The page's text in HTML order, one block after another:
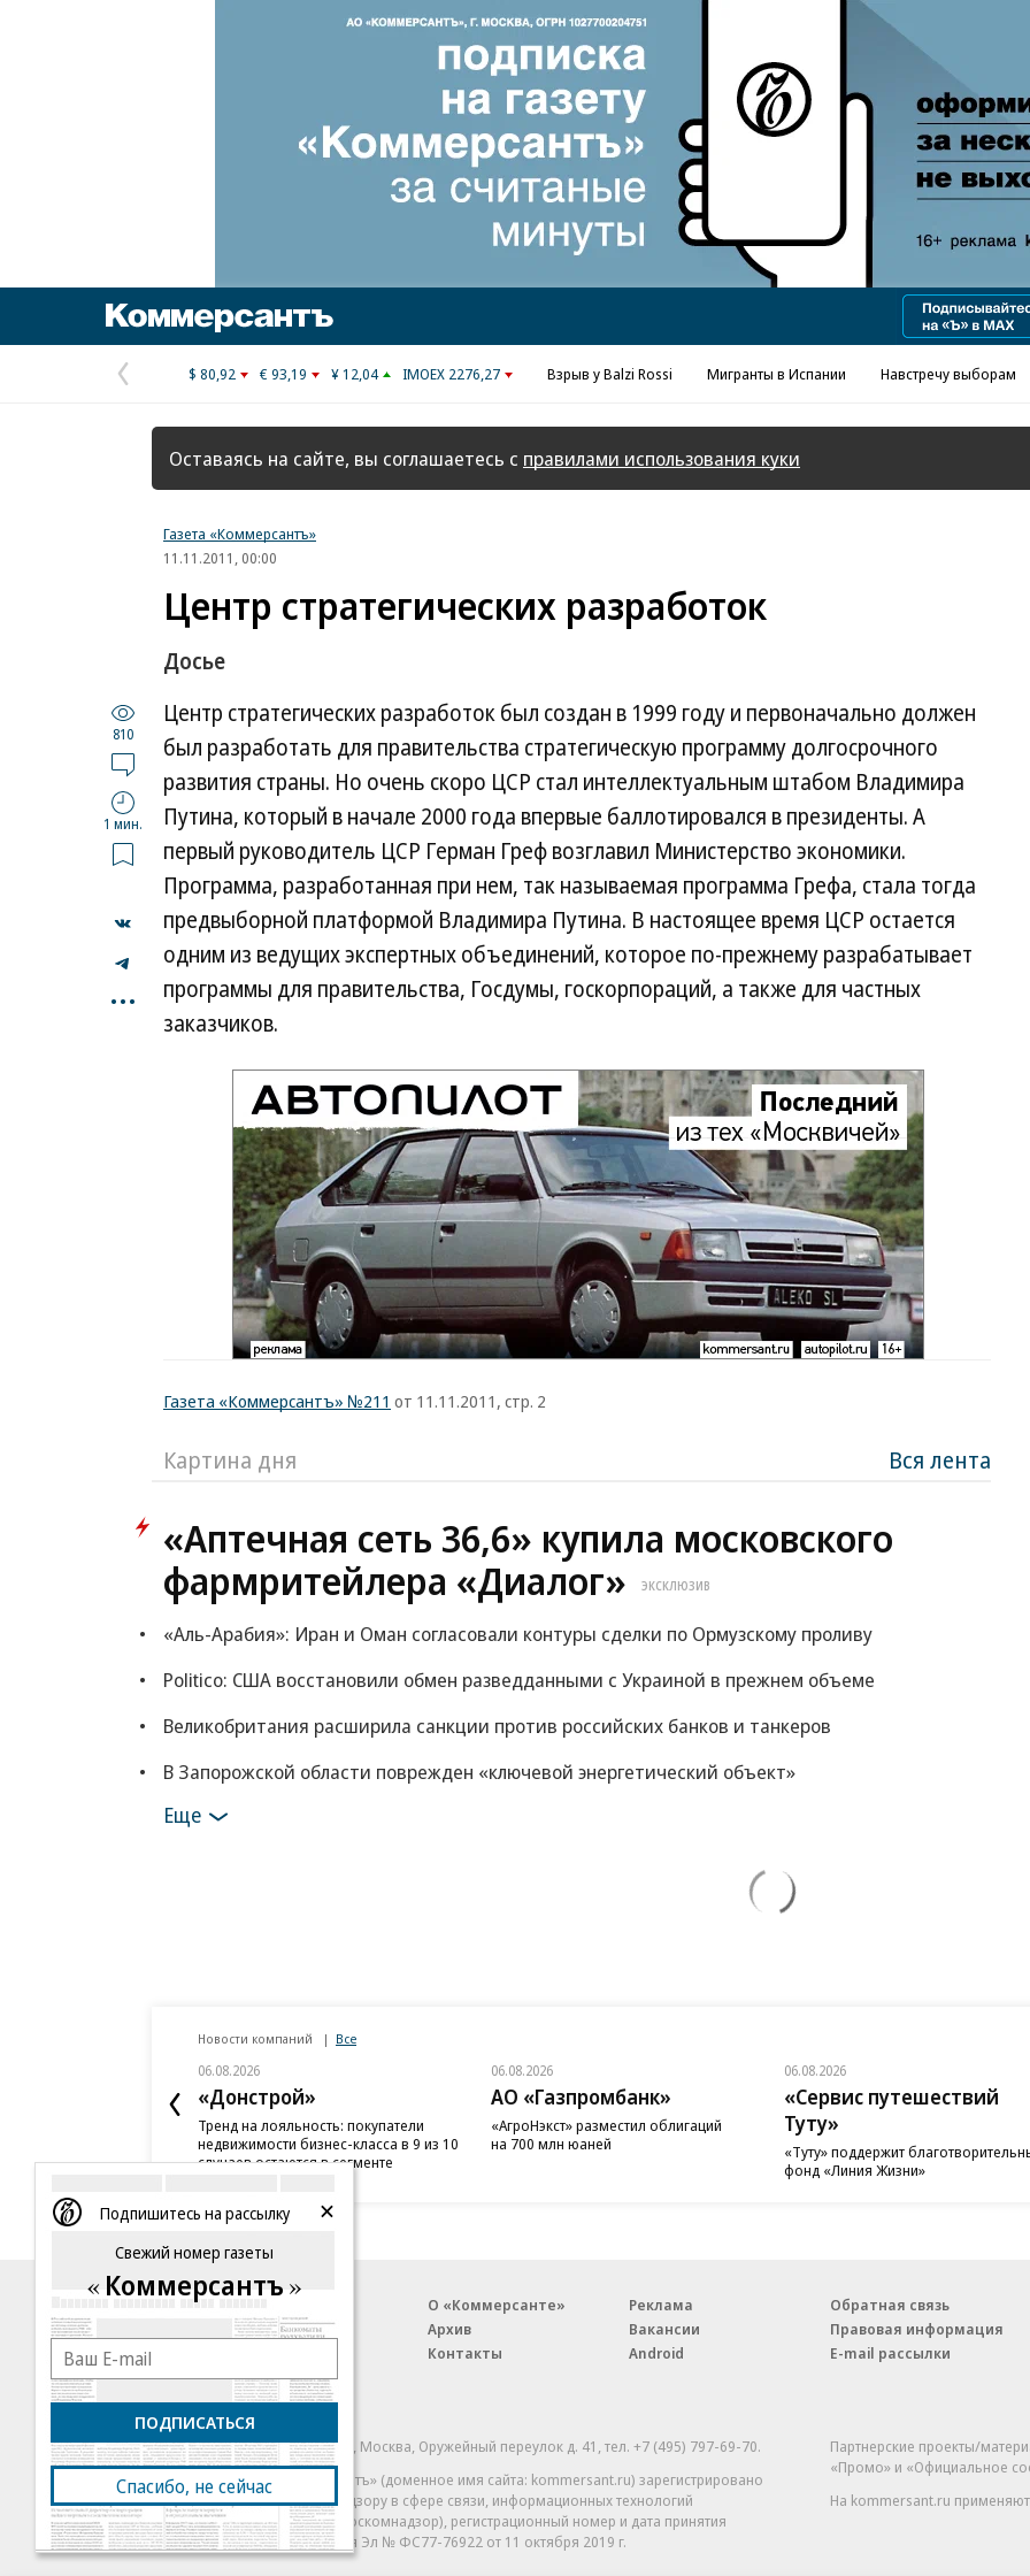
Предыдущая
страница
$ 80,92 € 93,19 ¥ 12,04 IMOEX 2276,27 Взрыв у Balzi Rossi Мигранты в Испании Навстречу выборам
Оставаясь на сайте, вы соглашаетесь с правилами использования куки
Газета «Коммерсантъ»
11.11.2011, 00:00
Центр стратегических разработок
Досье
810
1 мин.
...
Центр стратегических разработок был создан в 1999 году и первоначально должен
был разработать для правительства стратегическую программу долгосрочного
развития страны. Но очень скоро ЦСР стал интеллектуальным штабом Владимира
Путина, который в начале 2000 года впервые баллотировался в президенты. А
первый руководитель ЦСР Герман Греф возглавил Министерство экономики.
Программа, разработанная при нем, так называемая программа Грефа, стала тогда
предвыборной платформой Владимира Путина. В настоящее время ЦСР остается
одним из ведущих экспертных объединений, которое по-прежнему разрабатывает
программы для правительства, Госдумы, госкорпораций, а также для частных
заказчиков.
Газета «Коммерсантъ» №211 от 11.11.2011, стр. 2
Картина дня Вся лента
«Аптечная сеть 36,6» купила московского
фармритейлера «Диалог»
ЭКСКЛЮЗИВ
«Аль-Арабия»: Иран и Оман согласовали контуры сделки по Ормузскому проливу
Politico: США восстановили обмен разведданными с Украиной в прежнем объеме
Великобритания расширила санкции против российских банков и танкеров
В Запорожской области поврежден «ключевой энергетический объект»
Еще
Новости компаний Все
06.08.2026
«Донстрой»
Тренд на лояльность: покупатели
недвижимости бизнес-класса в 9 из 10
случаев остаются в сегменте
06.08.2026
АО «Газпромбанк»
«АгроНэкст» разместил облигаций
на 700 млн юаней
06.08.2026
«Сервис путешествий
Туту»
«Туту» поддержит
фонд «Линия Жизни»
Благотворительный фонд
О «Коммерсанте»
Архив
Контакты
Реклама
Вакансии
Android
Обратная связь
Правовая информация
E-mail рассылки
© АО «Коммерсантъ». 127006, Москва, Оружейный переулок д. 41,тел. +7 (495) 797-69-70.
Сетевое издание «Коммерсантъ» (доменное имя сайта: kommersant.ru) зарегистрировано
Федеральной службой по надзору в сфере связи, информационных технологий
и массовых коммуникаций (Роскомнадзор), регистрационный номер и дата принятия
решения о регистрации: серия Эл № ФС77-76922 от 11 октября 2019 г.
Партнерские проекты/
«Промо» и «Официальное
На kommersant.ru
Подпишитесь на рассылку
Свежий номер газеты
Коммерсантъ
ПОДПИСАТЬСЯ
Спасибо, не сейчас